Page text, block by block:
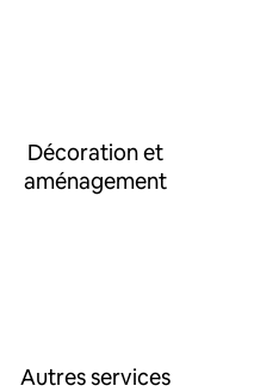
Décoration et
aménagement
Autres services